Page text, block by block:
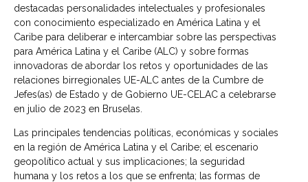
destacadas personalidades intelectuales y profesionales
con conocimiento especializado en América Latina y el
Caribe para deliberar e intercambiar sobre las perspectivas
para América Latina y el Caribe (ALC) y sobre formas
innovadoras de abordar los retos y oportunidades de las
relaciones birregionales UE-ALC antes de la Cumbre de
Jefes(as) de Estado y de Gobierno UE-CELAC a celebrarse
en julio de 2023 en Bruselas.
Las principales tendencias políticas, económicas y sociales
en la región de América Latina y el Caribe; el escenario
geopolítico actual y sus implicaciones; la seguridad
humana y los retos a los que se enfrenta; las formas de